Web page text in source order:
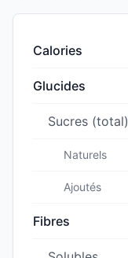
Calories
Glucides
Sucres (total)
Naturels
Ajoutés
Fibres